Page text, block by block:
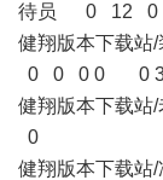
待员 0 12 0
健翔版本下载
0 0 0 0 0 3
健翔版本下载
0
健翔版本下载